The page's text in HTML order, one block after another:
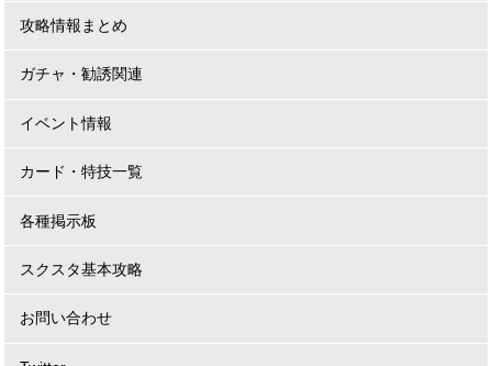
攻略情報まとめ
ガチャ・勧誘関連
イベント情報
カード・特技一覧
各種掲示板
スクスタ基本攻略
お問い合わせ